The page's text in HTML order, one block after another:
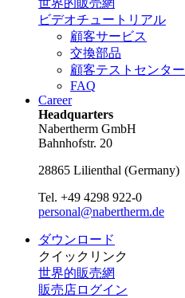
世界的販売網
ビデオチュートリアル
顧客サービス
交換部品
顧客テストセンター
FAQ
Career
Headquarters
Nabertherm GmbH
Bahnhofstr. 20
28865 Lilienthal (Germany)
Tel. +49 4298 922-0
personal@nabertherm.de
ダウンロード
クイックリンク
世界的販売網
販売店ログイン